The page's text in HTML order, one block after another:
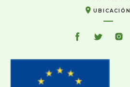
UBICACIÓN